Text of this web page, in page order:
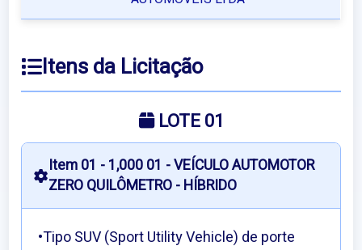
Itens da Licitação
LOTE 01
Item 01 - 1,000 01 - VEÍCULO AUTOMOTOR
ZERO QUILÔMETRO - HÍBRIDO
•Tipo SUV (Sport Utility Vehicle) de porte